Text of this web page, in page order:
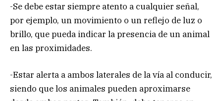
-Se debe estar siempre atento a cualquier señal,
por ejemplo, un movimiento o un reflejo de luz o
brillo, que pueda indicar la presencia de un animal
en las proximidades.
-Estar alerta a ambos laterales de la vía al conducir,
siendo que los animales pueden aproximarse